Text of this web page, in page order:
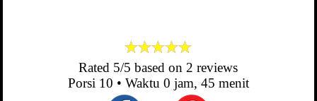
Rated 5/5 based on2 reviews
Porsi 10 • Waktu 0 jam, 45 menit